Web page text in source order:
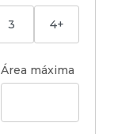
3 4+
Área máxima